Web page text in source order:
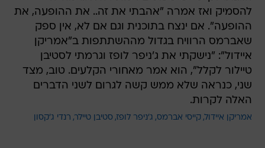
להסמיק ואז אמרה "אהבתי את זה.. את ההופעה, את
ההופעה". אם ינצח בתוכנית וגם אם לא, אין ספק
שאברמס הרוויח בגדול מההשתתפות ב"אמריקן
איידול": "נישקתי את ג'ניפר לופז וגרמתי לסטיבן
טיילור לקלל", הוא אמר מאחורי הקלעים. טוב, מצד
שני, כנראה שלא ממש קשה לגרום לשני הדברים
האלה לקרות.
אמריקן איידול קייסי אברמס ג'ניפר לופז סטיבן טיילר רנדי ג'קסון